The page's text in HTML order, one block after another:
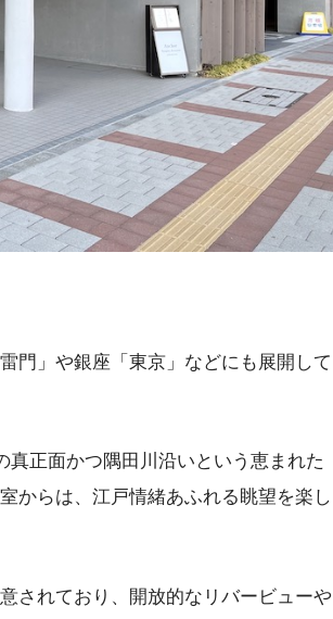
門」や銀座「東京」などにも展開して
真正面かつ隅田川沿いという恵まれた
からは、江戸情緒あふれる眺望を楽し
されており、開放的なリバービューや